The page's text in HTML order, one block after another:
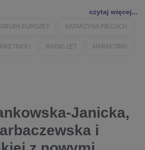
czytaj więcej...
GRUPA EUROZET KATARZYNA PIECUCH
RADIO ZET MARKETING
Janicka,
i